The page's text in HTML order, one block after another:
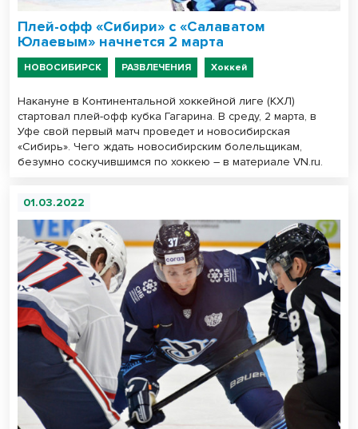
Плей-офф «Сибири» с «Салаватом
Юлаевым» начнется 2 марта
НОВОСИБИРСК РАЗВЛЕЧЕНИЯ Хоккей
Накануне в Континентальной хоккейной лиге (КХЛ)
стартовал плей-офф кубка Гагарина. В среду, 2 марта, в
Уфе свой первый матч проведет и новосибирская
«Сибирь». Чего ждать новосибирским болельщикам,
безумно соскучившимся по хоккею – в материале VN.ru.
01.03.2022